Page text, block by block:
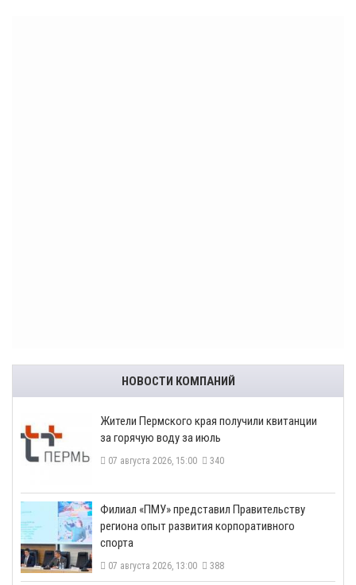
НОВОСТИ КОМПАНИЙ
​Жители Пермского края получили квитанции
за горячую воду за июль
07 августа 2026, 15:00 340
​Филиал «ПМУ» представил Правительству
региона опыт развития корпоративного
спорта
07 августа 2026, 13:00 388